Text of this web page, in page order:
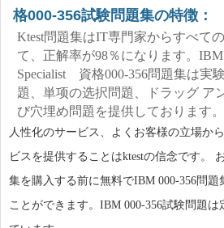
格000-356試験問題集の特徴：
Ktest問題集はIT専門家からすべて
て、正解率が98％になります。IBM
Specialist 資格000-356問題集は実
題、単项の选択問題、ドラッグ ア
び穴埋め問題を提供しております。
人性化のサービス、よくお客様の立場か
ビスを提供することはktestの信念です。
集を購入する前に無料でIBM 000-356問題
ことができます。IBM 000-356試験問題